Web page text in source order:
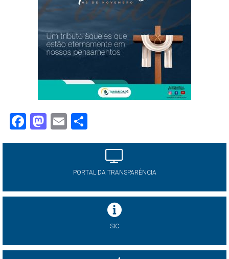
Facebook
Mastodon
Email
PORTAL DA TRANSPARÊNCIA
SIC